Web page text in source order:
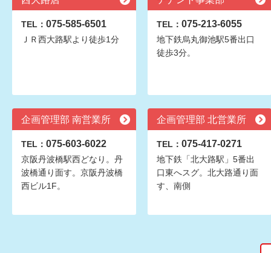
TEL： 075-585-6501
ＪＲ西大路駅より徒歩1分
TEL： 075-213-6055
地下鉄烏丸御池駅5番出口
徒歩3分。
企画管理部 南営業所
TEL： 075-603-6022
京阪丹波橋駅西どなり。丹
波橋通り面す。京阪丹波橋
西ビル1F。
企画管理部 北営業所
TEL： 075-417-0271
地下鉄「北大路駅」5番出
口東へスグ。北大路通り面
す、南側